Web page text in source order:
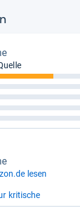
lesen
kritische